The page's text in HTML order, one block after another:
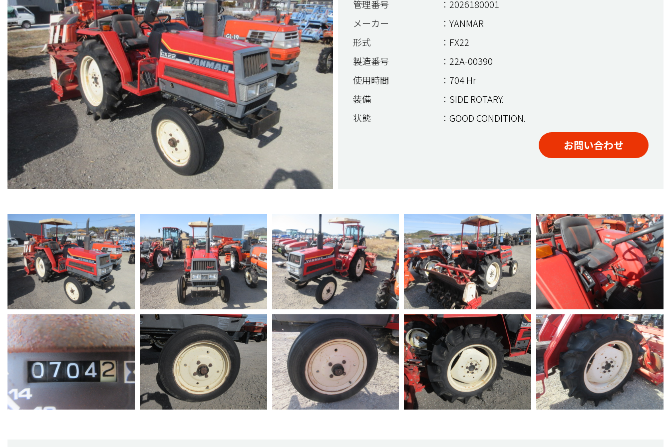
管理番号
：2026180001
メーカー
：YANMAR
形式
：FX22
製造番号
：22A-00390
使用時間
：704 Hr
装備
：SIDE ROTARY.
状態
：GOOD CONDITION.
お問い合わせ